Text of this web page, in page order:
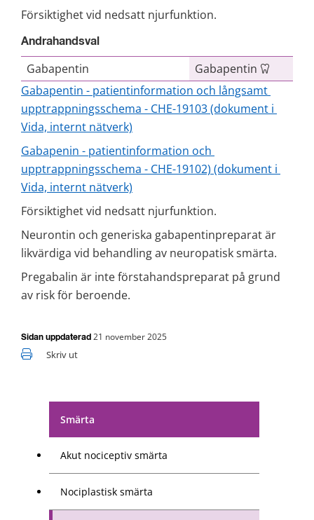
Smärta
Akut nociceptiv smärta
Nociplastisk smärta
Försiktighet vid nedsatt njurfunktion.
Andrahandsval
Gabapentin
Gabapentin
Gabapentin - patientinformation och långsamt
upptrappningsschema - CHE-19103 (dokument i
Vida, internt nätverk)
Gabapenin - patientinformation och
upptrappningsschema - CHE-19102) (dokument i
Vida, internt nätverk)
Försiktighet vid nedsatt njurfunktion.
Neurontin och generiska gabapentinpreparat är
likvärdiga vid behandling av neuropatisk smärta.
Pregabalin är inte förstahandspreparat på grund
av risk för beroende.
Sidan uppdaterad 21 november 2025
Skriv ut